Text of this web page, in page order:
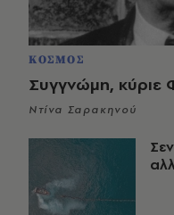
ΚΟΣΜΟΣ
Συγγνώμη, κύριε
Ντίνα Σαρακηνού